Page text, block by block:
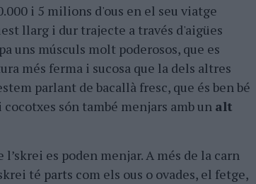
i 5 milions d'ous en el seu viatge
llarg i dur trajecte a través d'aigües
uns músculs molt poderosos, que es
més ferma i sucosa que la dels altres
parlant de bacallà fresc, que és ben bé
són també menjars amb un alt
es poden menjar. A més de la carn
té parts com els ous o ovades, el fetge,